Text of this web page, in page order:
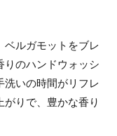
ベルガモットをブレ
りのハンドウォッシ
洗いの時間がリフレ
りで、豊かな香り